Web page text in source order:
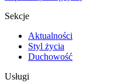
Sekcje
Aktualności
Styl życia
Duchowość
Usługi